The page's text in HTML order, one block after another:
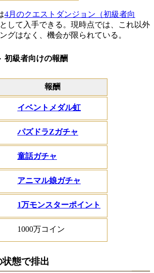
4月のクエストダンジョン（初級者向
して入手できる。現時点では、これ以外
グはなく、機会が限られている。
初級者向けの報酬
報酬
イベントメダル虹
パズドラZガチャ
童話ガチャ
アニマル娘ガチャ
1万モンスターポイント
1000万コイン
態で排出